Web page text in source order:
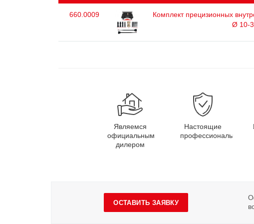
660.0009
Комплект прецизионных
Ø 10-
Являемся
официальным
дилером
Настоящие
профессионалы
ОСТАВИТЬ ЗАЯВКУ